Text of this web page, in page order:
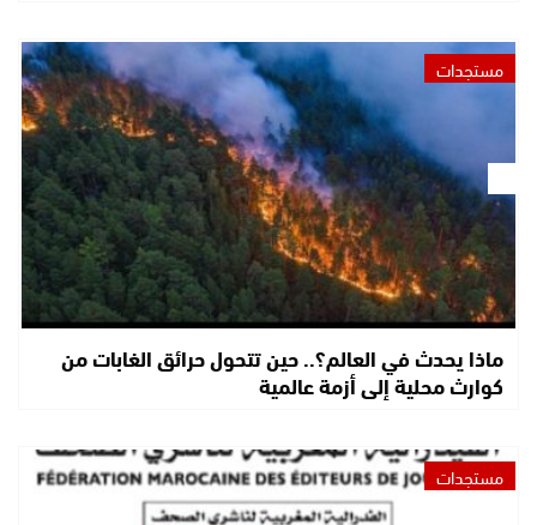
مستجدات
ماذا يحدث في العالم؟.. حين تتحول حرائق الغابات من
كوارث محلية إلى أزمة عالمية
مستجدات